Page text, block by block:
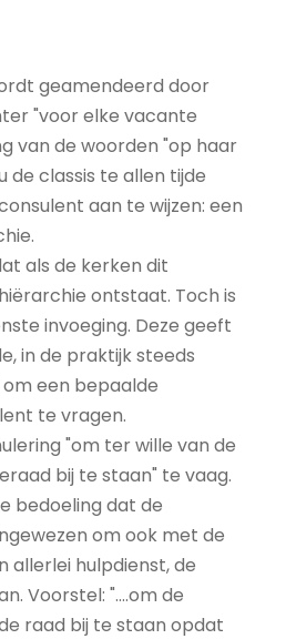
geamendeerd door
"voor elke vacante
van de woorden "op haar
de classis te allen tijde
aan te wijzen: een
als de kerken dit
ontstaat. Toch is
invoeging. Deze geeft
in de praktijk steeds
een bepaalde
te vragen.
"om ter wille van de
bij te staan" te vaag.
bedoeling dat de
om ook met de
allerlei hulpdienst, de
Voorstel: "….om de
raad bij te staan opdat